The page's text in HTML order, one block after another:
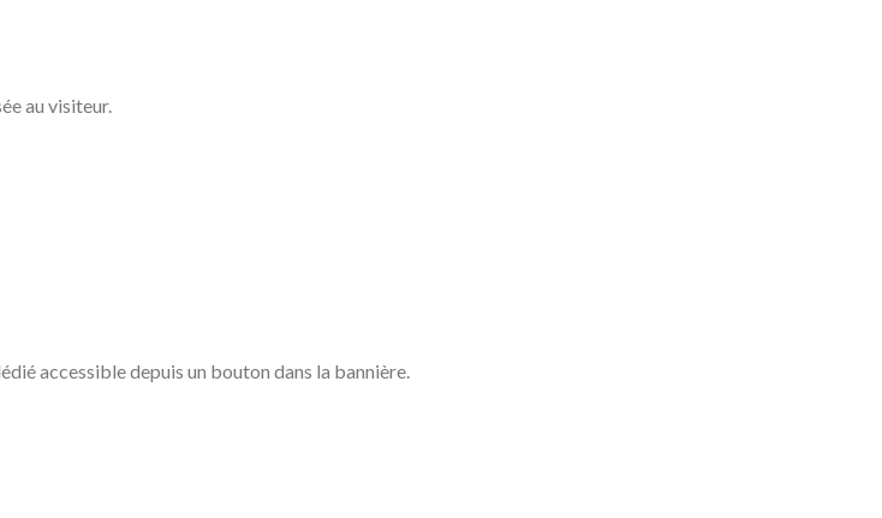
au visiteur.
accessible depuis un bouton dans la bannière.